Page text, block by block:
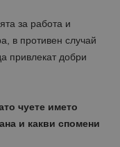
за работа и
в противен случай
привлекат добри
чуете името
и какви спомени